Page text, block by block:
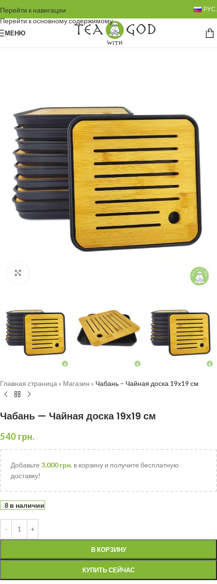
Перейти к навигации
Перейти к основному содержимому
РУС.
МЕНЮ
Главная страница » Магазин » Чабань – Чайная доска 19х19 см
Чабань — Чайная доска 19х19 см
540 грн.
Добавьте 3,000грн. в корзину и получите бесплатную
доставку!
8 в наличии
В КОРЗИНУ
КУПИТЬ СЕЙЧАС